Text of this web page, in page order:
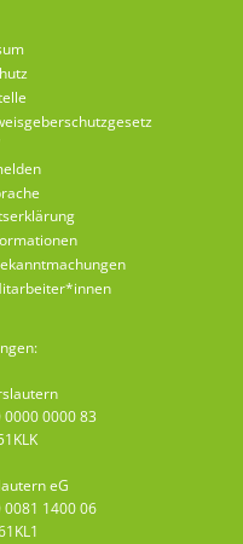
0000 0000 83
eG
0081 1400 06